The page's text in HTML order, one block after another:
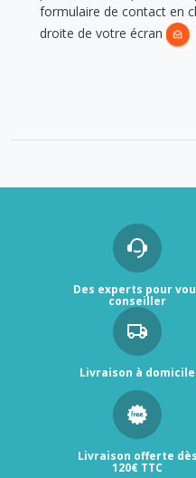
formulaire de contact en
droite de votre écran
Des experts pour
conseiller
Livraison à domicile
Livraison offerte dès
120€ TTC